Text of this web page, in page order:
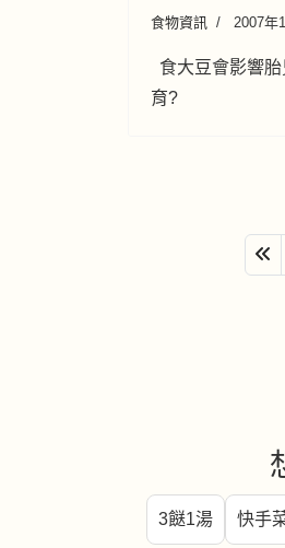
食物資訊 2007年
食大豆會影響
育?
3餸1湯 快手